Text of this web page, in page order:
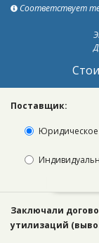
Соответствует
Поставщик:
Заключали
утилизаций